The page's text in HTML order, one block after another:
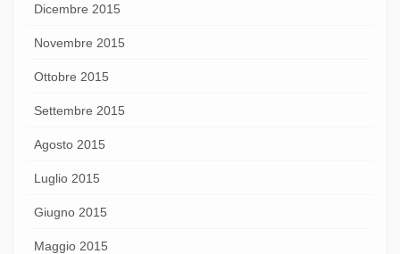
Dicembre 2015
Novembre 2015
Ottobre 2015
Settembre 2015
Agosto 2015
Luglio 2015
Giugno 2015
Maggio 2015